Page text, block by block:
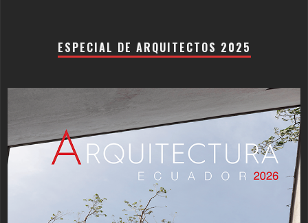
ESPECIAL DE ARQUITECTOS 2025